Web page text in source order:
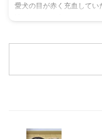
ヒントもご紹介します。
ニ ...
愛犬の目が赤く充血してい
る目の病気ですが、原因や
さまざまです。 この記事
炎かも？」と思ったときに